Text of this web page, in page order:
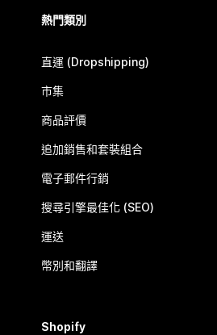
熱門類別
直運 (Dropshipping)
市集
商品評價
追加銷售和套裝組合
電子郵件行銷
搜尋引擎最佳化 (SEO)
運送
幣別和翻譯
Shopify